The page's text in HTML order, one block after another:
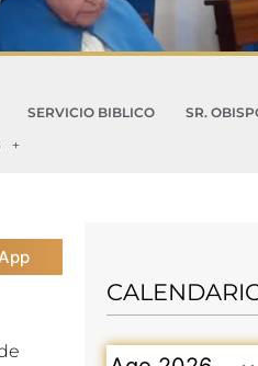
SERVICIO BIBLICO SR.